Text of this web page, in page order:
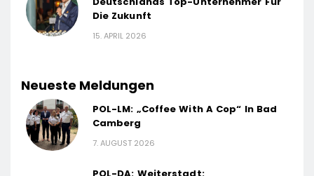
Die Zukunft
15. APRIL 2026
Neueste Meldungen
POL-LM: „Coffee With A Cop“ In Bad
Camberg
7. AUGUST 2026